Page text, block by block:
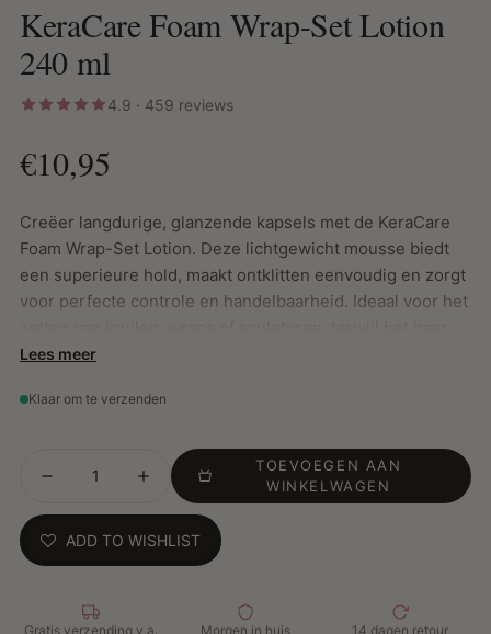
KeraCare Foam Wrap-Set Lotion
240 ml
4.9 · 459 reviews
€10,95
Creëer langdurige, glanzende kapsels met de KeraCare
Foam Wrap-Set Lotion. Deze lichtgewicht mousse biedt
een superieure hold, maakt ontklitten eenvoudig en zorgt
voor perfecte controle en handelbaarheid. Ideaal voor het
zacht, zijdeachtig en vol blijft.
Hitte-geactiveerde conditioners sluiten de
haarschubben en beschermen elk haarlok
Schilfervrije formule met pompdispenser voor
eenvoudige en gecontroleerde applicatie
Cruelty-free, vegan, glutenvrij en vrij van parabenen,
Lees meer
Klaar om te verzenden
TOEVOEGEN AAN
WINKELWAGEN
ADD TO WISHLIST
Gratis verzending v.a.
Morgen in huis 14 dagen retour